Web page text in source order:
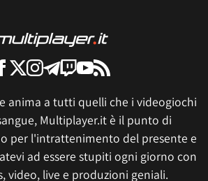
anima a tutti quelli che i videogiochi
Multiplayer.it è il punto di
per l'intrattenimento del presente e
ad essere stupiti ogni giorno con
video, live e produzioni geniali.